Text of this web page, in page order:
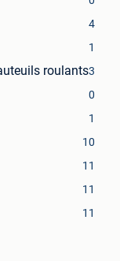
4
1
roulants3
0
1
10
11
11
11